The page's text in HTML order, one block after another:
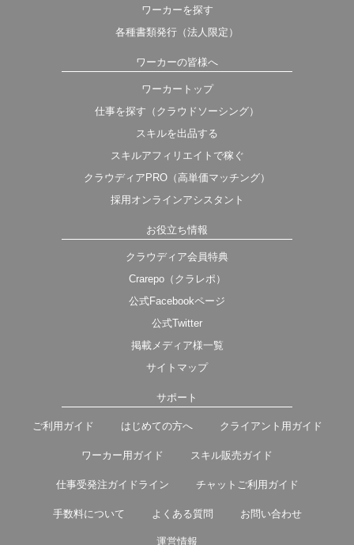
ワーカーを探す
各種書類発行（法人限定）
ワーカーの皆様へ
ワーカートップ
仕事を探す（クラウドソーシング）
スキルを出品する
スキルアフィリエイトで稼ぐ
クラウディアPRO（高単価マッチング）
採用オンラインアシスタント
お役立ち情報
クラウディア会員特典
Crarepo（クラレポ）
公式Facebookページ
公式Twitter
掲載メディア様一覧
サイトマップ
サポート
ご利用ガイド はじめての方へ クライアント用ガイド
ワーカー用ガイド スキル販売ガイド
仕事受発注ガイドライン チャットご利用ガイド
手数料について よくある質問 お問い合わせ
運営情報